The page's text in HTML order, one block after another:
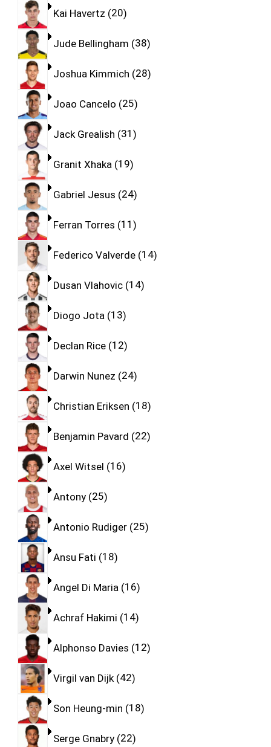
Kai Havertz 20
Jude Bellingham 38
Joshua Kimmich 28
Joao Cancelo 25
Jack Grealish 31
Granit Xhaka 19
Gabriel Jesus 24
Ferran Torres 11
Federico Valverde 14
Dusan Vlahovic 14
Diogo Jota 13
Declan Rice 12
Darwin Nunez 24
Christian Eriksen 18
Benjamin Pavard 22
Axel Witsel 16
Antony 25
Antonio Rudiger 25
Ansu Fati 18
Angel Di Maria 16
Achraf Hakimi 14
Alphonso Davies 12
Virgil van Dijk 42
Son Heung-min 18
Serge Gnabry 22